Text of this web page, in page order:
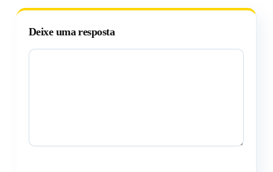
Deixe uma resposta